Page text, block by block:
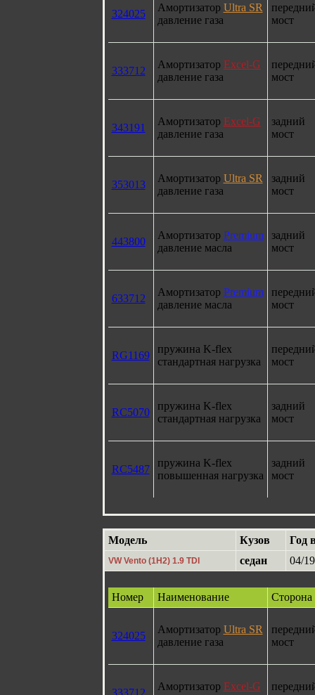
324025
Амортизатор Ultra SR
давление газа
мост
333712
Амортизатор Excel-G
давление газа
мост
343191
Амортизатор Excel-G
давление газа
задний
мост
353013
Амортизатор Ultra SR
давление газа
задний
мост
443800
Амортизатор Premium
давление масла
задний
мост
633712
Амортизатор Premium
давление масла
мост
RG1169
пружина K-flex
стандартная нагрузка
мост
RC5070
пружина K-flex
стандартная нагрузка
задний
мост
RC5487
пружина K-flex
повышенная нагрузка
задний
мост
Модель Кузов Год
VW Vento (1H2) 1.9 TDI седан 04/
Номер Наименование Сторона
324025
Амортизатор Ultra SR
давление газа
мост
333712
Амортизатор Excel-G